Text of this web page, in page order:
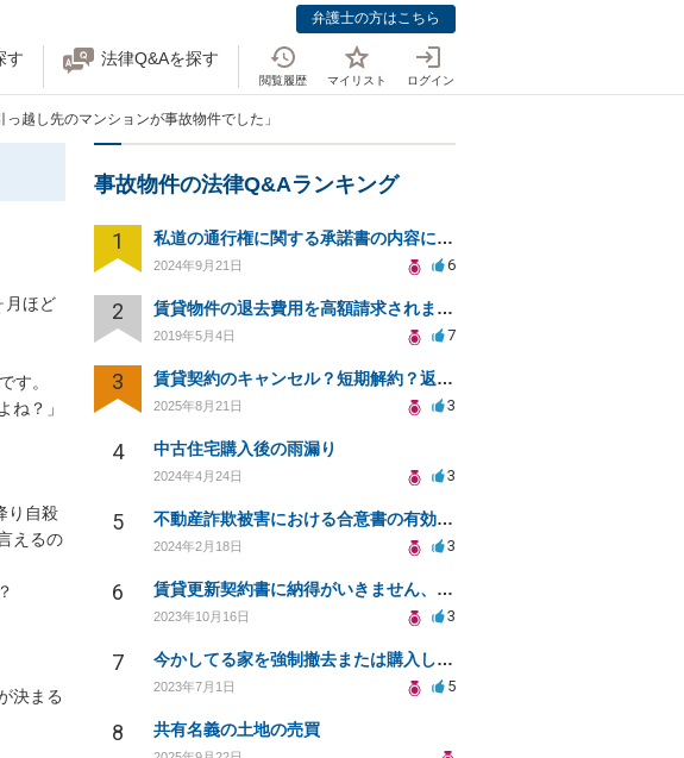
弁護士の方はこちら
す 法律Q&Aを探す
閲覧履歴 マイリスト ログイン
っ越し先のマンションが事故物件でした」
月ほど
す。
ね？」
り自殺
えるの
決まる
事故物件の法律Q&Aランキング
1 私道の通行権に関する承諾書の内容についての相談
2024年9月21日 6
2 賃貸物件の退去費用を高額請求されました
2019年5月4日 7
3 賃貸契約のキャンセル？短期解約？返金拒否したい
2025年8月21日 3
4 中古住宅購入後の雨漏り
2024年4月24日 3
5 不動産詐欺被害における合意書の有効性について
2024年2月18日 3
6 賃貸更新契約書に納得がいきません、管理会社や大家さんに修正してもらうことは可能ですか？
2023年10月16日 3
7 今かしてる家を強制撤去または購入して欲しい
2023年7月1日 5
8 共有名義の土地の売買